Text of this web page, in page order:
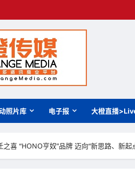
照片库 电子报 大橙直播
喜 “HONO亨奴”品牌 迈向“新思路、新起